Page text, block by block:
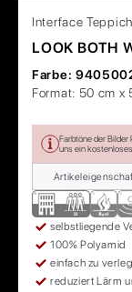
Interface
LOOK BOTH
Farbe:
Format: 50 cm x
Farbtöne der
uns ein
selbstliegende
100% Polyamid
einfach zu
reduziert Lärm